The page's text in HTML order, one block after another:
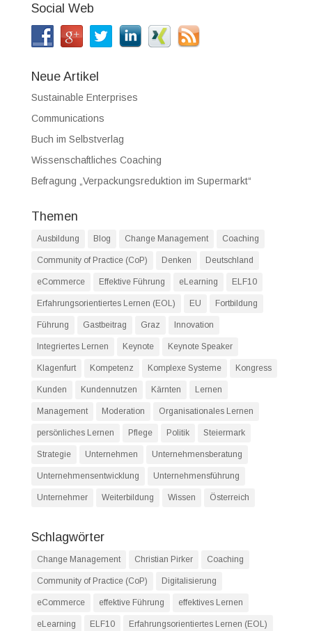
Social Web
Neue Artikel
Sustainable Enterprises
Communications
Buch im Selbstverlag
Wissenschaftliches Coaching
Befragung „Verpackungsreduktion im Supermarkt“
Themen
Ausbildung Blog Change Management Coaching
Community of Practice (CoP) Denken Deutschland
eCommerce Effektive Führung eLearning ELF10
Erfahrungsorientiertes Lernen (EOL) EU Fortbildung
Führung Gastbeitrag Graz Innovation
Integriertes Lernen Keynote Keynote Speaker
Klagenfurt Kompetenz Komplexe Systeme Kongress
Kunden Kundennutzen Kärnten Lernen
Management Moderation Organisationales Lernen
persönliches Lernen Pflege Politik Steiermark
Strategie Unternehmen Unternehmensberatung
Unternehmensentwicklung Unternehmensführung
Unternehmer Weiterbildung Wissen Österreich
Schlagwörter
Change Management Christian Pirker Coaching
Community of Practice (CoP) Digitalisierung
eCommerce effektive Führung effektives Lernen
eLearning ELF10 Erfahrungsorientiertes Lernen (EOL)